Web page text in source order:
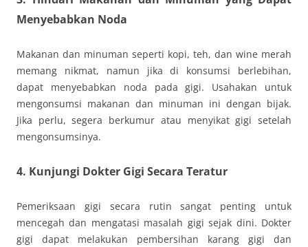
Menyebabkan Noda
Makanan dan minuman seperti kopi, teh, dan wine merah
memang nikmat, namun jika di konsumsi berlebihan,
dapat menyebabkan noda pada gigi. Usahakan untuk
mengonsumsi makanan dan minuman ini dengan bijak.
Jika perlu, segera berkumur atau menyikat gigi setelah
mengonsumsinya.
4. Kunjungi Dokter Gigi Secara Teratur
Pemeriksaan gigi secara rutin sangat penting untuk
mencegah dan mengatasi masalah gigi sejak dini. Dokter
gigi dapat melakukan pembersihan karang gigi dan